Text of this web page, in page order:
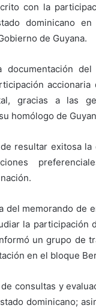
con la
dominicano
de Guyana.
documentación
gracias a las
homólogo de
resultar exitosa
del memorando de
la participación
un grupo de
en el bloque
consultas y
dominicano;